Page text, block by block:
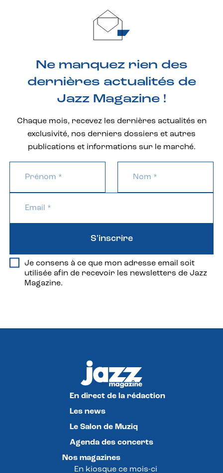
Ne manquez rien des
dernières actualités de
Jazz Magazine !
Chaque mois, recevez les dernières actualités en
exclusivité, nos derniers dossiers et autres
publications et informations sur le marché.
Je consens à ce que mon adresse email soit
utilisée afin de recevoir les newsletters de Jazz
Magazine.
S'inscrire
En direct de la rédaction
Les news
Le Salon de Muziq
Agenda des concerts
Nos magazines
En kiosque ce mois-ci